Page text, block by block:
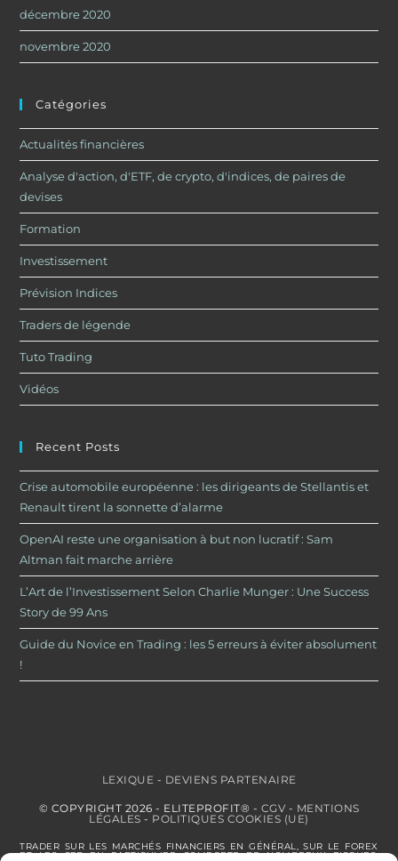
décembre 2020
novembre 2020
Catégories
Actualités financières
Analyse d'action, d'ETF, de crypto, d'indices, de paires de
devises
Formation
Investissement
Prévision Indices
Traders de légende
Tuto Trading
Vidéos
Recent Posts
Crise automobile européenne : les dirigeants de Stellantis et
Renault tirent la sonnette d’alarme
OpenAI reste une organisation à but non lucratif : Sam
Altman fait marche arrière
L’Art de l’Investissement Selon Charlie Munger : Une Success
Story de 99 Ans
Guide du Novice en Trading : les 5 erreurs à éviter absolument
!
LEXIQUE - DEVIENS PARTENAIRE
© COPYRIGHT 2026 - ELITEPROFIT® - CGV - MENTIONS
LÉGALES - POLITIQUES COOKIES (UE)
TRADER SUR LES MARCHÉS FINANCIERS EN GÉNÉRAL, SUR LE FOREX
ET LES CFD EN PARTICULIER COMPORTE DE NOMBREUX RISQUES.